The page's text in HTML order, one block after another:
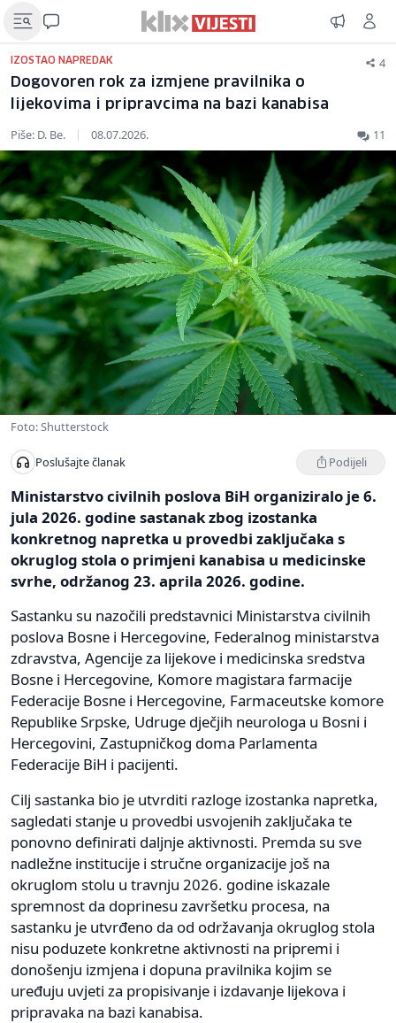
IZOSTAO NAPREDAK 4
Dogovoren rok za izmjene pravilnika o
lijekovima i pripravcima na bazi kanabisa
Piše: D. Be. | 08.07.2026. 11
Foto: Shutterstock
Poslušajte članak Podijeli
Ministarstvo civilnih poslova BiH organiziralo je 6.
jula 2026. godine sastanak zbog izostanka
konkretnog napretka u provedbi zaključaka s
okruglog stola o primjeni kanabisa u medicinske
svrhe, održanog 23. aprila 2026. godine.
Sastanku su nazočili predstavnici Ministarstva civilnih
poslova Bosne i Hercegovine, Federalnog ministarstva
zdravstva, Agencije za lijekove i medicinska sredstva
Bosne i Hercegovine, Komore magistara farmacije
Federacije Bosne i Hercegovine, Farmaceutske komore
Republike Srpske, Udruge dječjih neurologa u Bosni i
Hercegovini, Zastupničkog doma Parlamenta
Federacije BiH i pacijenti.
Cilj sastanka bio je utvrditi razloge izostanka napretka,
sagledati stanje u provedbi usvojenih zaključaka te
ponovno definirati daljnje aktivnosti. Premda su sve
nadležne institucije i stručne organizacije još na
okruglom stolu u travnju 2026. godine iskazale
spremnost da doprinesu završetku procesa, na
sastanku je utvrđeno da od održavanja okruglog stola
nisu poduzete konkretne aktivnosti na pripremi i
donošenju izmjena i dopuna pravilnika kojim se
uređuju uvjeti za propisivanje i izdavanje lijekova i
pripravaka na bazi kanabisa.